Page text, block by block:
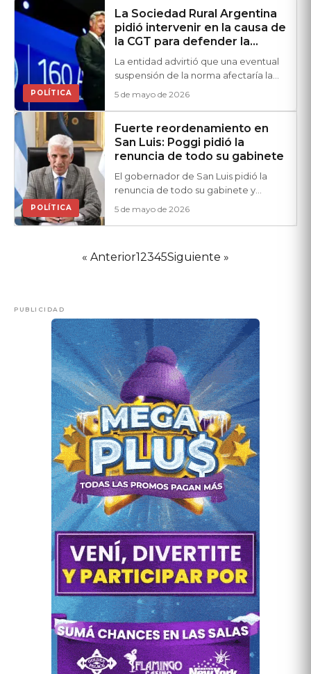
POLÍTICA
La Sociedad Rural Argentina
pidió intervenir en la causa de
la CGT para defender la
reforma laboral
La entidad advirtió que una eventual
suspensión de la norma afectaría la
previsibilidad jurídica y el
5 de mayo de 2026
POLÍTICA
Fuerte reordenamiento en
San Luis: Poggi pidió la
renuncia de todo su gabinete
El gobernador de San Luis pidió la
renuncia de todo su gabinete y
anunció el envío de una ley para
5 de mayo de 2026
« Anterior12345Siguiente »
PUBLICIDAD